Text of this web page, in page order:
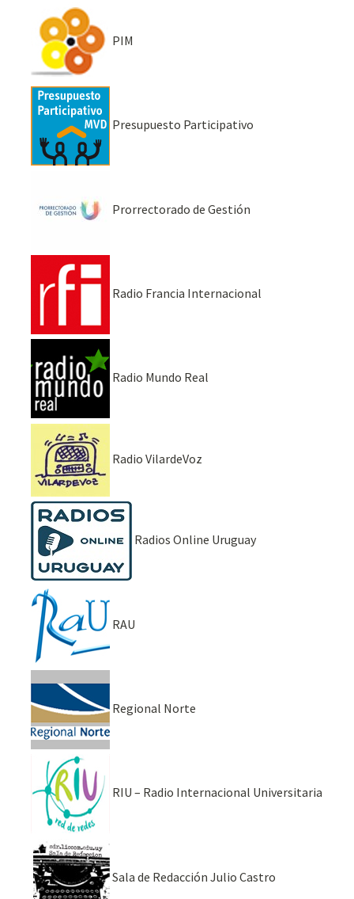
PIM
Presupuesto Participativo
Prorrectorado de Gestión
Radio Francia Internacional
Radio Mundo Real
Radio VilardeVoz
Radios Online Uruguay
RAU
Regional Norte
RIU – Radio Internacional Universitaria
Sala de Redacción Julio Castro